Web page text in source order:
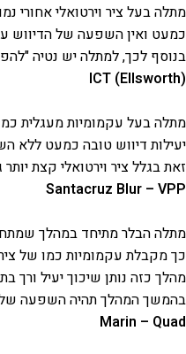
מתלה בעל ציר וירטואלי אחורי
כמעט ואין השפעה של הדיווש
בנוסף לכך, למתלה יש נטיה
ICT (Ellsworth)
מתלה בעל עקמומיות מעגלית
יעילות דיווש טובה כמעט ללא
זאת בגלל ציר וירטואלי קצת
Santacruz Blur – VPP
מתלה הבלר מתיחד במהלך
כך מקבלת עקמומיות כמו של
מהלך כזה נותן שיכוך יעיל ורך
בהמשך המהלך תהיה השפעה של
Marin – Quad